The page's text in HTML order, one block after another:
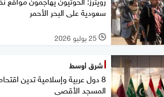
سعودية على البحر الأحمر
l 25 يوليو 2026
شرق أوسط
8 دول عربية وإسلامية تدين
المسجد الأقصى